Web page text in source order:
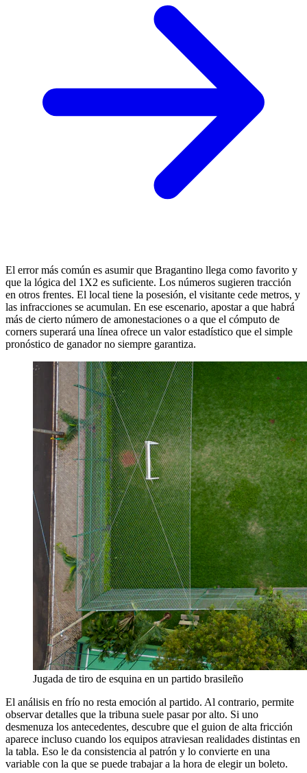
El error más común es asumir que Bragantino llega como favorito y
que la lógica del 1X2 es suficiente. Los números sugieren tracción
en otros frentes. El local tiene la posesión, el visitante cede metros, y
las infracciones se acumulan. En ese escenario, apostar a que habrá
más de cierto número de amonestaciones o a que el cómputo de
corners superará una línea ofrece un valor estadístico que el simple
pronóstico de ganador no siempre garantiza.
Jugada de tiro de esquina en un partido brasileño
El análisis en frío no resta emoción al partido. Al contrario, permite
observar detalles que la tribuna suele pasar por alto. Si uno
desmenuza los antecedentes, descubre que el guion de alta fricción
aparece incluso cuando los equipos atraviesan realidades distintas en
la tabla. Eso le da consistencia al patrón y lo convierte en una
variable con la que se puede trabajar a la hora de elegir un boleto.